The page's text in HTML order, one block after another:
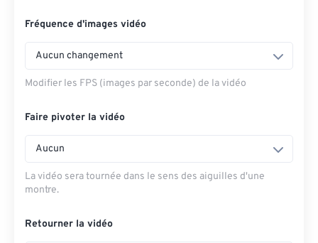
Fréquence d'images vidéo
Aucun changement
Modifier les FPS (images par seconde) de la vidéo
Faire pivoter la vidéo
Aucun
La vidéo sera tournée dans le sens des aiguilles d'une
montre.
Retourner la vidéo